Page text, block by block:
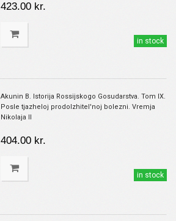
423.00 kr.
in stock
Akunin B. Istorija Rossijskogo Gosudarstva. Tom IX.
Posle tjazheloj prodolzhitel'noj bolezni. Vremja
Nikolaja II
404.00 kr.
in stock